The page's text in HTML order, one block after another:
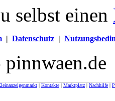
selbst einen
| Datenschutz |
| Kontakte | Marktplatz | Nachhilfe |